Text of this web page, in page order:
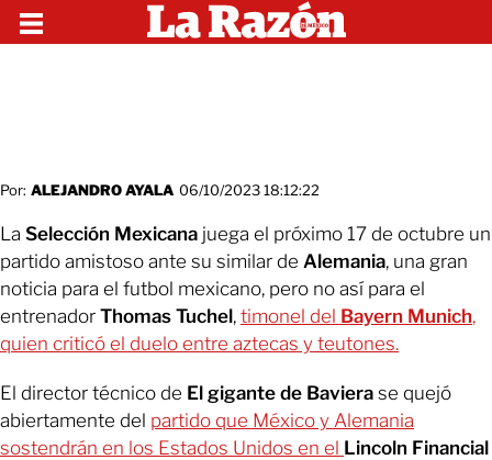
Por: ALEJANDRO AYALA 06/10/2023 18:12:22
La Selección Mexicana juega el próximo 17 de octubre un
partido amistoso ante su similar de Alemania, una gran
noticia para el futbol mexicano, pero no así para el
entrenador Thomas Tuchel, timonel del Bayern Munich,
quien criticó el duelo entre aztecas y teutones.
El director técnico de El gigante de Baviera se quejó
abiertamente del partido que México y Alemania
sostendrán en los Estados Unidos en el Lincoln Financial